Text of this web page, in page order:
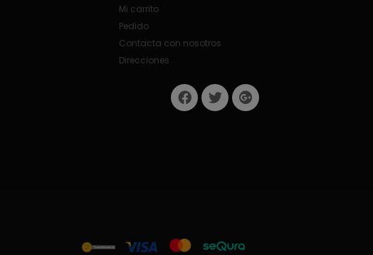
Mi carrito
Pedido
Contacta con nosotros
Direcciones